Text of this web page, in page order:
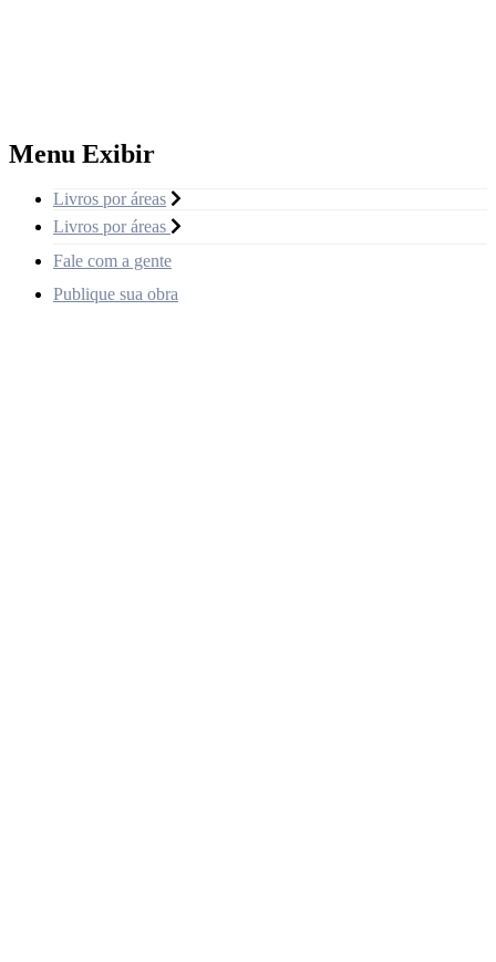
Menu Exibir
Livros por áreas
Livros por áreas
Fale com a gente
Publique sua obra